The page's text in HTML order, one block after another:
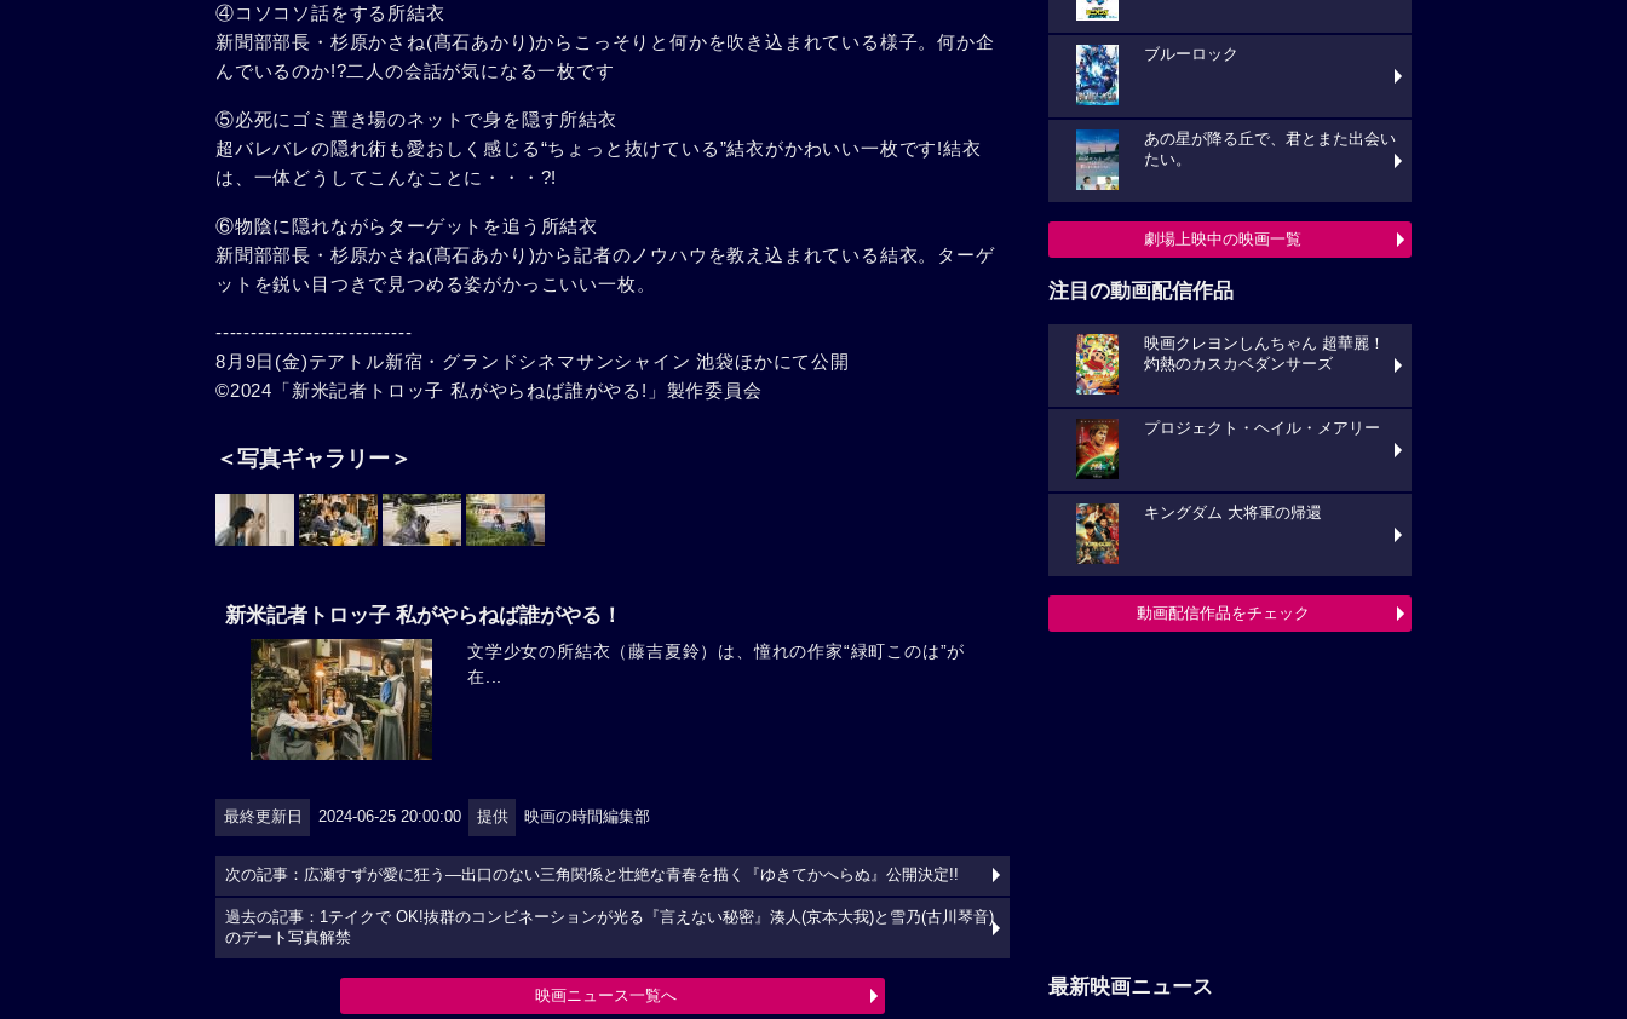
④コソコソ話をする所結衣
新聞部部長・杉原かさね(髙石あかり)からこっそりと何かを吹き込まれている様子。何か企
んでいるのか!?二人の会話が気になる一枚です
⑤必死にゴミ置き場のネットで身を隠す所結衣
超バレバレの隠れ術も愛おしく感じる“ちょっと抜けている”結衣がかわいい一枚です!結衣
は、一体どうしてこんなことに・・・?!
⑥物陰に隠れながらターゲットを追う所結衣
新聞部部長・杉原かさね(髙石あかり)から記者のノウハウを教え込まれている結衣。ターゲ
ットを鋭い目つきで見つめる姿がかっこいい一枚。
----------------------------
8月9日(金)テアトル新宿・グランドシネマサンシャイン 池袋ほかにて公開
©2024「新米記者トロッ子 私がやらねば誰がやる!」製作委員会
＜写真ギャラリー＞
新米記者トロッ子 私がやらねば誰がやる！
文学少女の所結衣（藤吉夏鈴）は、憧れの作家“緑町このは”が
在...
最終更新日 2024-06-25 20:00:00 提供 映画の時間編集部
次の記事：広瀬すずが愛に狂う―出口のない三角関係と壮絶な青春を描く『ゆきてかへらぬ』公開決定!!
過去の記事：1テイクで OK!抜群のコンビネーションが光る『言えない秘密』湊人(京本大我)と雪乃(古川琴音)
のデート写真解禁
映画ニュース一覧へ
ブルーロック
あの星が降る丘で、君とまた出会い
たい。
劇場上映中の映画一覧
注目の動画配信作品
映画クレヨンしんちゃん 超華麗！
灼熱のカスカベダンサーズ
プロジェクト・ヘイル・メアリー
キングダム 大将軍の帰還
動画配信作品をチェック
最新映画ニュース